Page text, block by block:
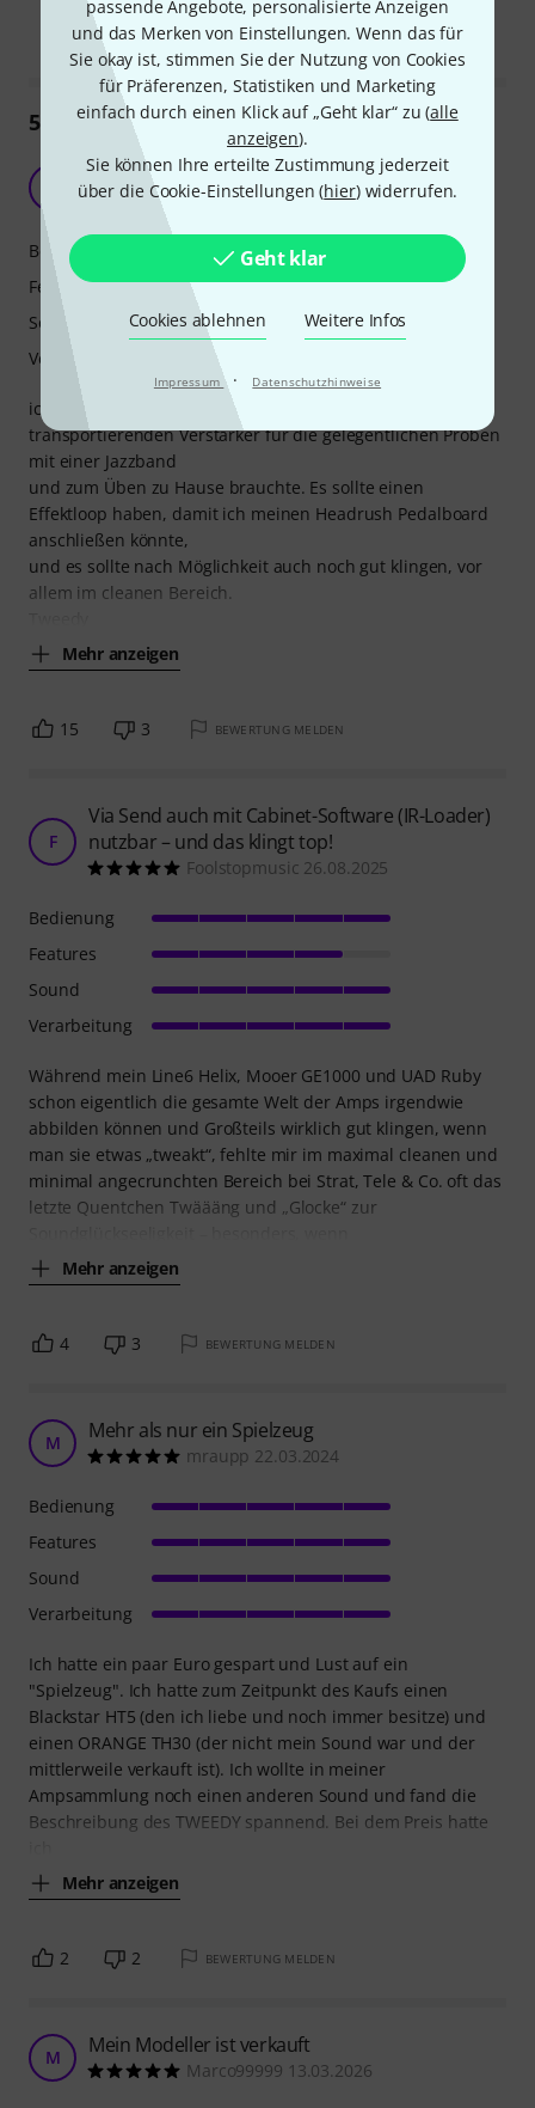
passende Angebote, personalisierte Anzeigen
und das Merken von Einstellungen. Wenn das für
Sie okay ist, stimmen Sie der Nutzung von Cookies
für Präferenzen, Statistiken und Marketing
einfach durch einen Klick auf „Geht klar“ zu (alle
anzeigen).
Sie können Ihre erteilte Zustimmung jederzeit
über die Cookie-Einstellungen (hier) widerrufen.
Geht klar
Cookies ablehnen Weitere Infos
Impressum · Datenschutzhinweise
Markieren Sie diese
Markieren Sie diese
51 Rezensionen
Tweedy kompakt, leicht, handlich. Tone!
guitargigi 07.03.2022
ich habe den Tweedy mir geholt, weil ich einen leicht zu
transportierenden Verstärker für die gelegentlichen Proben
mit einer Jazzband
und zum Üben zu Hause brauchte. Es sollte einen
Effektloop haben, damit ich meinen Headrush Pedalboard
anschließen könnte,
und es sollte nach Möglichkeit auch noch gut klingen, vor
allem im cleanen Bereich.
Mehr anzeigen
Bedienung
Features
Sound
Verarbeitung
15 3 BEWERTUNG MELDEN
F
Via Send auch mit Cabinet-Software (IR-Loader)
nutzbar – und das klingt top!
Foolstopmusic 26.08.2025
Während mein Line6 Helix, Mooer GE1000 und UAD Ruby
schon eigentlich die gesamte Welt der Amps irgendwie
abbilden können und Großteils wirklich gut klingen, wenn
man sie etwas „tweakt“, fehlte mir im maximal cleanen und
minimal angecrunchten Bereich bei Strat, Tele & Co. oft das
letzte Quentchen Twäääng und „Glocke“ zur
Mehr anzeigen
Bedienung
Features
Sound
Verarbeitung
4 3 BEWERTUNG MELDEN
M Mehr als nur ein Spielzeug
mraupp 22.03.2024
Ich hatte ein paar Euro gespart und Lust auf ein
"Spielzeug". Ich hatte zum Zeitpunkt des Kaufs einen
Blackstar HT5 (den ich liebe und noch immer besitze) und
einen ORANGE TH30 (der nicht mein Sound war und der
mittlerweile verkauft ist). Ich wollte in meiner
Ampsammlung noch einen anderen Sound und fand die
Beschreibung des TWEEDY spannend. Bei dem Preis hatte
Mehr anzeigen
Bedienung
Features
Sound
Verarbeitung
2 2 BEWERTUNG MELDEN
M Mein Modeller ist verkauft
Marco99999 13.03.2026